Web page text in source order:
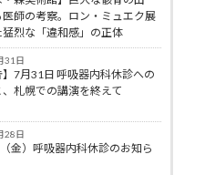
医師の考察。ロン・ミュエク展
烈な「違和感」の正体
31日
】7月31日 呼吸器内科休診への
、札幌での講演を終えて
28日
金）呼吸器内科休診のお知ら